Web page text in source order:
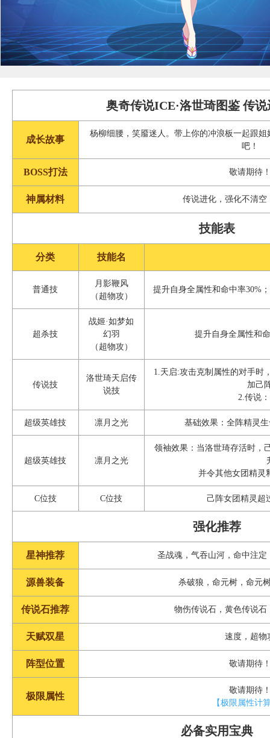
奥奇传说ICE·洛世琦图鉴 传
成长故事
杨柳细腰，笑靥迷人。带上你的冲浪板一起跟
吧！
BOSS打法 敬请期待
神属材料 传说进化，强化不清空
技能表
分类 技能名
普通技
月影鞭风
（超物攻）
提升自身全属性和命中率30%
超杀技
战姬·如梦如
幻羽
（超物攻）
提升自身全属性和
传说技
洛世琦天启传
说技
1.天启:攻击克制属性的对手时
加己
2.传说
超级英雄技 凛月之光 基础效果：全阵精灵
超级英雄技 凛月之光
领袖效果：当洛世琦存活时，
并令其他女团精灵
C位技 C位技 己阵女团精灵超
强化推荐
星神推荐 圣战魂，气吞山河，命中注定
源兽装备 杀破狼，命元树，命元
传说石推荐 物伤传说石，黄色传说石
天赋双星 速度，超物
阵型位置 敬请期待
极限属性
敬请期待
【极限属性计
必备实用宝典